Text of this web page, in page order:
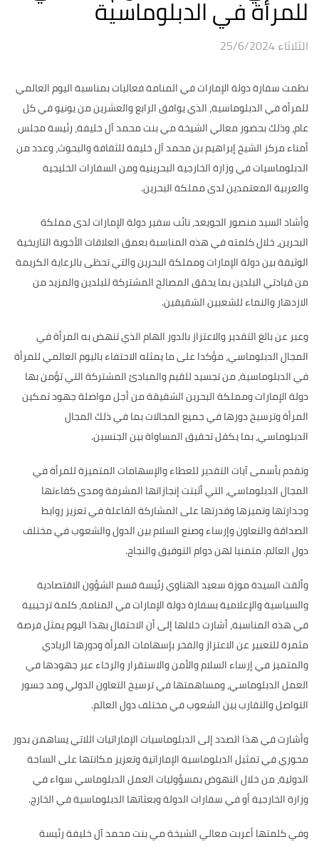
للمرأة في الدبلوماسية
الثلاثاء 25/6/2024
نظمت سفارة دولة الإمارات في المنامة فعاليات بمناسبة اليوم العالمي
للمرأة في الدبلوماسية، الذي يوافق الرابع والعشرين من يونيو في كل
عام، وذلك بحضور معالي الشيخة مي بنت محمد آل خليفة، رئيسة مجلس
أمناء مركز الشيخ إبراهيم بن محمد آل خليفة للثقافة والبحوث، وعدد من
الدبلوماسيات في وزارة الخارجية البحرينية ومن السفارات الخليجية
والعربية المعتمدين لدى مملكة البحرين.
وأشاد السيد منصور الجويعد، نائب سفير دولة الإمارات لدى مملكة
البحرين، خلال كلمته في هذه المناسبة بعمق العلاقات الأخوية التاريخية
الوثيقة بين دولة الإمارات ومملكة البحرين والتي تحظى بالرعاية الكريمة
من قيادتي البلدين بما يحقق المصالح المشتركة للبلدين والمزيد من
الازدهار والنماء للشعبين الشقيقين.
وعبر عن بالغ التقدير والاعتزاز بالدور الهام الذي تنهض به المرأة في
المجال الدبلوماسي، مؤكدا على ما يمثله الاحتفاء باليوم العالمي للمرأة
في الدبلوماسية، من تجسيد للقيم والمبادئ المشتركة التي تؤمن بها
دولة الإمارات ومملكة البحرين الشقيقة من أجل مواصلة جهود تمكين
المرأة وترسيخ دورها في جميع المجالات بما في ذلك المجال
الدبلوماسي، بما يكفل تحقيق المساواة بين الجنسين.
وتقدم بأسمى آيات التقدير للعطاء والإسهامات المتميزة للمرأة في
المجال الدبلوماسي، التي أثبتت إنجازاتها المشرفة ومدى كفاءتها
وجدارتها وتميزها وقدرتها على المشاركة الفاعلة في تعزيز روابط
الصداقة والتعاون وإرساء وصنع السلام بين الدول والشعوب في مختلف
دول العالم. متمنيا لهن دوام التوفيق والنجاح.
وألقت السيدة موزة سعيد الهناوي رئيسة قسم الشؤون الاقتصادية
والسياسية والإعلامية بسفارة دولة الإمارات في المنامة، كلمة ترحيبية
في هذه المناسبة، أشارت خلالها إلى أن الاحتفال بهذا اليوم يمثل فرصة
مثمرة للتعبير عن الاعتزاز والفخر بإسهامات المرأة ودورها الريادي
والمتميز في إرساء السلام والأمن والاستقرار والرخاء عبر جهودها في
العمل الدبلوماسي، ومساهمتها في ترسيخ التعاون الدولي ومد جسور
التواصل والتقارب بين الشعوب في مختلف دول العالم.
وأشارت في هذا الصدد إلى الدبلوماسيات الإماراتيات اللاتي يساهمن بدور
محوري في تمثيل الدبلوماسية الإماراتية وتعزيز مكانتها على الساحة
الدولية، من خلال النهوض بمسؤوليات العمل الدبلوماسي سواء في
وزارة الخارجية أو في سفارات الدولة وبعثاتها الدبلوماسية في الخارج.
وفي كلمتها أعربت معالي الشيخة مي بنت محمد آل خليفة رئيسة